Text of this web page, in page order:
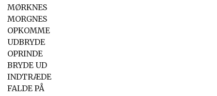
MØRKNES
MORGNES
OPKOMME
UDBRYDE
OPRINDE
BRYDE UD
INDTRÆDE
FALDE PÅ